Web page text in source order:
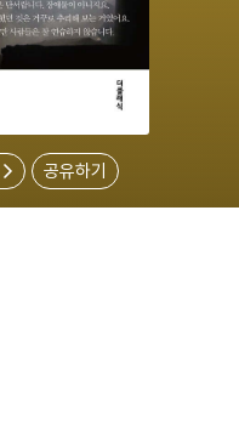
공유하기